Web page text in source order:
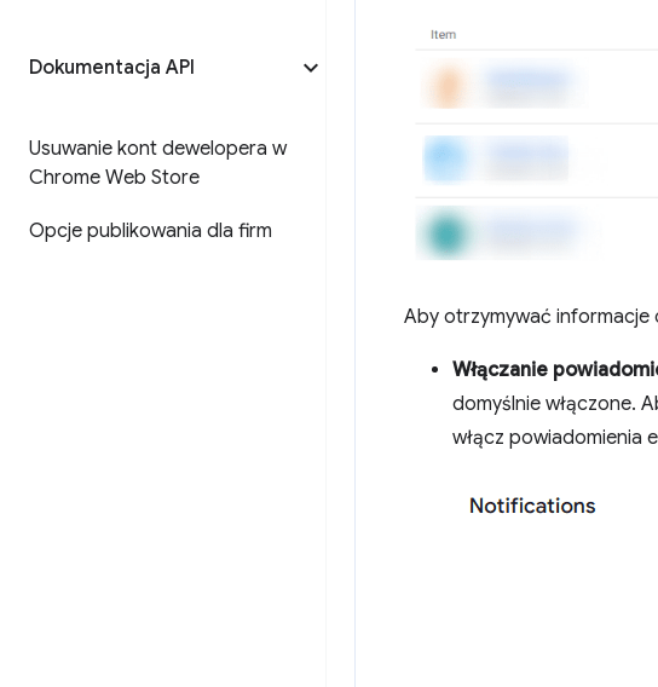
Dokumentacja API
Usuwanie kont dewelopera w
Chrome Web Store
Opcje publikowania dla firm
Aby otrzymywać informacje
Włączanie
domyślnie włączone.
włącz powiadomienia